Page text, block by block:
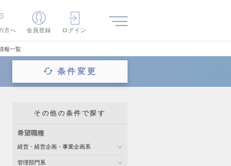
方へ
会員登録 ログイン
報一覧
条件変更
その他の条件で探す
希望職種
経営・経営企画・事業企画系
管理部門系